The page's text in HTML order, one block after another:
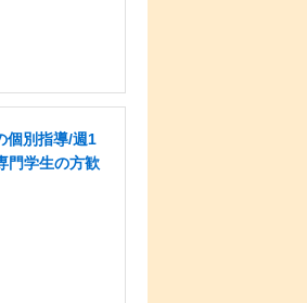
個別指導/週1
門学生の方歓